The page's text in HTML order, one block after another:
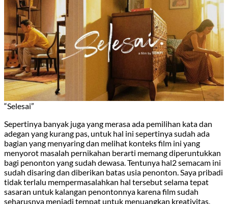
“Selesai”
Sepertinya banyak juga yang merasa ada pemilihan kata dan
adegan yang kurang pas, untuk hal ini sepertinya sudah ada
bagian yang menyaring dan melihat konteks film ini yang
menyorot masalah pernikahan berarti memang diperuntukkan
bagi penonton yang sudah dewasa. Tentunya hal2 semacam ini
sudah disaring dan diberikan batas usia penonton. Saya pribadi
tidak terlalu mempermasalahkan hal tersebut selama tepat
sasaran untuk kalangan penontonnya karena film sudah
seharusnya menjadi tempat untuk menuangkan kreativitas,